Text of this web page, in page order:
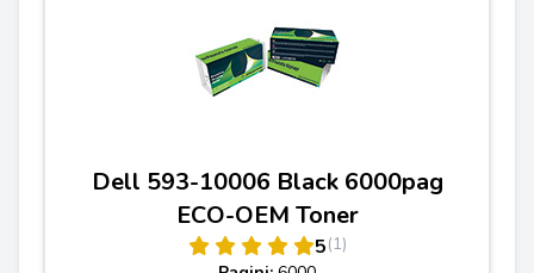
Dell 593-10006 Black 6000pag
ECO-OEM Toner
5(1)